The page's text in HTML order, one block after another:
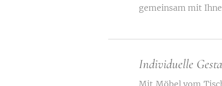
gemeinsam mit
Individuelle
Mit Möbel vom